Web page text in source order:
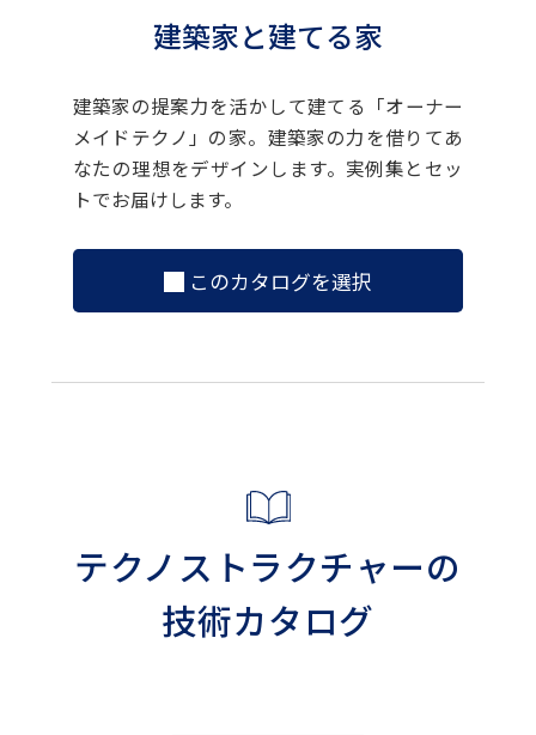
建築家と建てる家
建築家の提案力を活かして建てる「オーナー
メイドテクノ」の家。建築家の力を借りてあ
なたの理想をデザインします。実例集とセッ
トでお届けします。
このカタログを選択
テクノストラクチャーの
技術カタログ